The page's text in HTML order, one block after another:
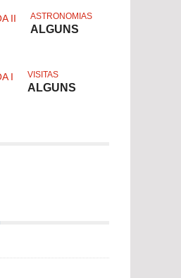
ASTRONOMIAS
ALGUNS
VISITAS
ALGUNS